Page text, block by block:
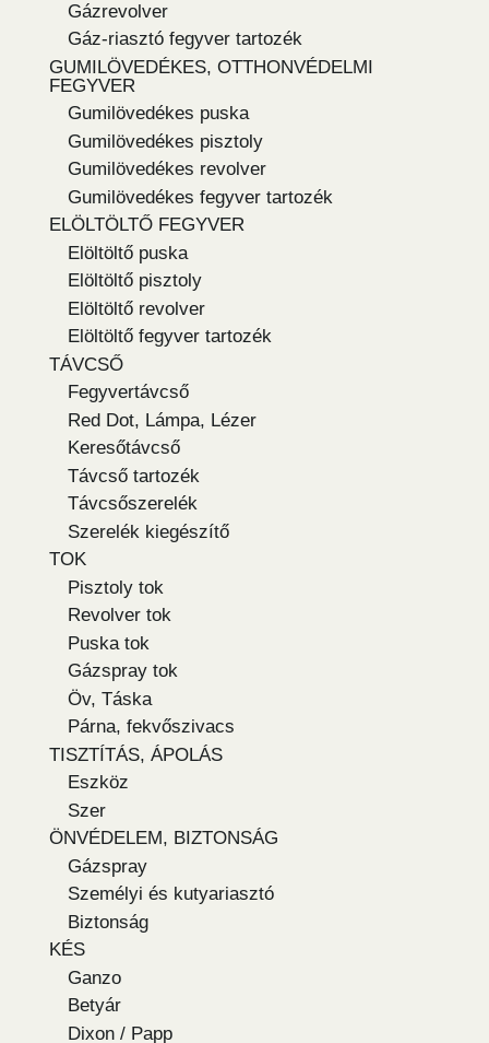
Gázrevolver
Gáz-riasztó fegyver tartozék
GUMILÖVEDÉKES, OTTHONVÉDELMI
FEGYVER
Gumilövedékes puska
Gumilövedékes pisztoly
Gumilövedékes revolver
Gumilövedékes fegyver tartozék
ELÖLTÖLTŐ FEGYVER
Elöltöltő puska
Elöltöltő pisztoly
Elöltöltő revolver
Elöltöltő fegyver tartozék
TÁVCSŐ
Fegyvertávcső
Red Dot, Lámpa, Lézer
Keresőtávcső
Távcső tartozék
Távcsőszerelék
Szerelék kiegészítő
TOK
Pisztoly tok
Revolver tok
Puska tok
Gázspray tok
Öv, Táska
Párna, fekvőszivacs
TISZTÍTÁS, ÁPOLÁS
Eszköz
Szer
ÖNVÉDELEM, BIZTONSÁG
Gázspray
Személyi és kutyariasztó
Biztonság
KÉS
Ganzo
Betyár
Dixon / Papp